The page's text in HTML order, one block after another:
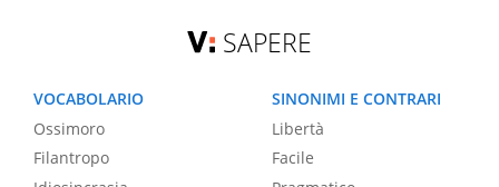
SAPERE
VOCABOLARIO
Ossimoro
Filantropo
SINONIMI E CONTRARI
Libertà
Facile